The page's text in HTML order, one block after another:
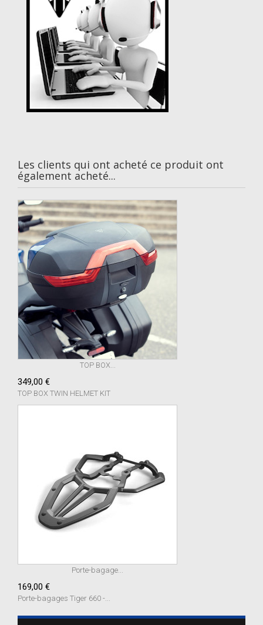
Les clients qui ont acheté ce produit ont
également acheté...
TOP BOX...
349,00 €
TOP BOX TWIN HELMET KIT
Porte-bagage...
169,00 €
Porte-bagages Tiger 660 -...